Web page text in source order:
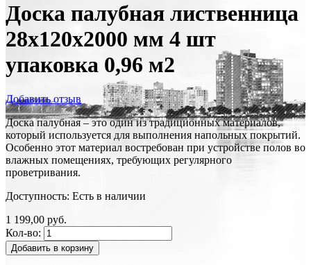
Доска палубная лиственница
28х120х2000 мм 4 шт
упаковка 0,96 м2
Добавить отзыв
Доска палубная – это один из традиционных материалов,
который используется для выполнения напольных покрытий.
Особенно этот материал востребован при устройстве полов во
влажных помещениях, требующих регулярного
проветривания.
Доступность: Есть в наличии
1 199,00 руб.
Кол-во:
Добавить в корзину